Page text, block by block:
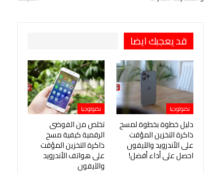
قد يعجبك ايضا
تكنولوجيا
دليل خطوة بخطوة لمسح
ذاكرة التخزين المؤقت
على الأندرويد والآيفون
احصل على أداء أفضل!
تكنولوجيا
تخلص من الفوضى
الرقمية كيفية مسح
ذاكرة التخزين المؤقت
على هواتف الأندرويد
والآيفون